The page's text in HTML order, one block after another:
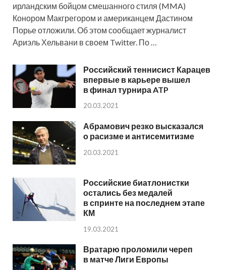
ирландским бойцом смешанного стиля (MMA)
Конором Макгрегором и американцем Дастином
Порье отложили. Об этом сообщает журналист
Ариэль Хельвани в своем Twitter. По …
Российский теннисист Карацев
впервые в карьере вышел
в финал турнира ATP
20.03.2021
Абрамович резко высказался
о расизме и антисемитизме
20.03.2021
Российские биатлонистки
остались без медалей
в спринте на последнем этапе
КМ
19.03.2021
Вратарю проломили череп
в матче Лиги Европы